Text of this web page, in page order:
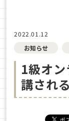
2022.01.12
お知らせ
1級オ
講され